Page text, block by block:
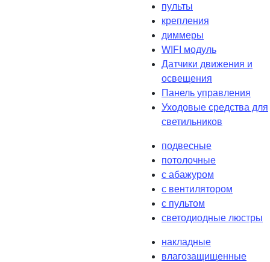
пульты
крепления
диммеры
WIFI модуль
Датчики движения и
освещения
Панель управления
Уходовые средства для
светильников
подвесные
потолочные
с абажуром
с вентилятором
с пультом
светодиодные люстры
накладные
влагозащищенные